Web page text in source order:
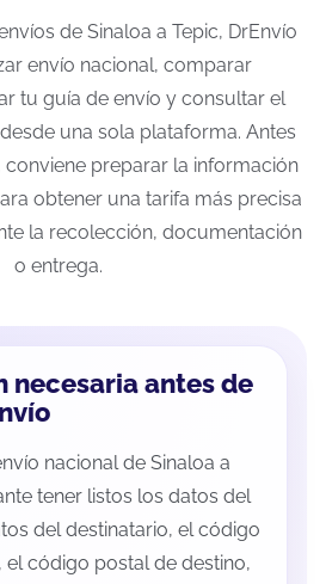
de Sinaloa a Tepic, DrEnvío
envío nacional, comparar
tu guía de envío y consultar el
una sola plataforma. Antes
preparar la información
obtener una tarifa más precisa
la recolección, documentación
o entrega.
necesaria antes de
nacional de Sinaloa a
tener listos los datos del
del destinatario, el código
el código postal de destino,